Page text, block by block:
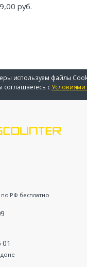
руб.
используем файлы
соглашаетесь сУсловиями
по РФ бесплатно